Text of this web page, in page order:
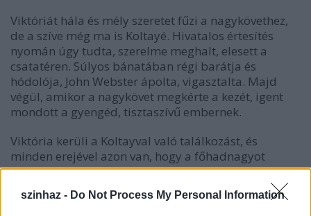
szinhaz - Do Not Process My Personal Information
Viktóriát hála és mély szeretet fűzi a nagykövethez,
de a szíve még ma is Koltayé. Hivatalos értesítés
nyomán úgy tudta, szerelme meghalt, elesett a
csatatéren. Súlyos bánatában régi barátja és
hódolója, John Webster ápolta, vigasztalta. Majd
végül, amikor a nagykövet megkérte a kezét, igent
mondott a gyengéd, tisztaszívű embernek.
Viktória kerüli a Koltayval való találkozást, és
minden erejével azon van, hogy a főhadnagyot
eltávolítsa házából. Amerikai útlevelet szerez neki és
kísérőjének, de Koltay mégis marad: tudni akarja,
Viktória miért szegte meg esküjét. A nagykövet